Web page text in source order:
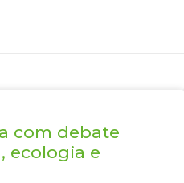
com debate
ecologia e